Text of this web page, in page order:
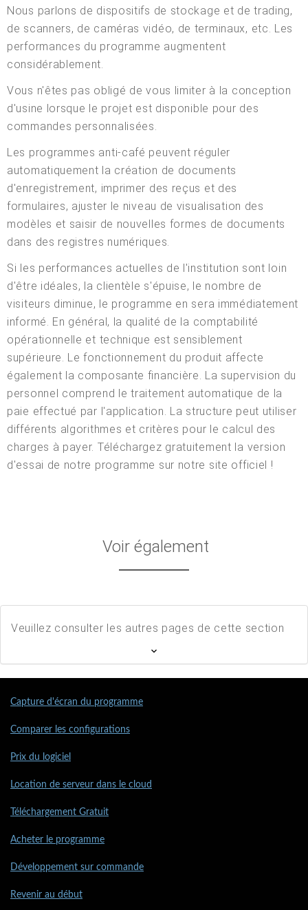
Nous parlons de dispositifs de stockage et de trading,
de scanners, de caméras vidéo, de terminaux, etc. Les
performances du programme augmentent
considérablement.
Vous n'êtes pas obligé de vous limiter à la conception
d'usine lorsque le projet est disponible pour des
commandes personnalisées.
Les programmes anti-café peuvent réguler
automatiquement la création de documents
d'enregistrement, imprimer des reçus et des
formulaires, ajuster le niveau de visualisation des
modèles et saisir de nouvelles formes de documents
dans des registres numériques.
Si les performances actuelles de l'institution sont loin
d'être idéales, la clientèle s'épuise, le nombre de
visiteurs diminue, le programme en sera immédiatement
informé. En général, la qualité de la comptabilité
opérationnelle et technique est sensiblement
supérieure. Le fonctionnement du produit affecte
également la composante financière. La supervision du
personnel comprend le traitement automatique de la
paie effectué par l'application. La structure peut utiliser
différents algorithmes et critères pour le calcul des
charges à payer. Téléchargez gratuitement la version
d'essai de notre programme sur notre site officiel !
Voir également
Veuillez consulter les autres pages de cette section
Capture d'écran du programme
Comparer les configurations
Prix du logiciel
Location de serveur dans le cloud
Téléchargement Gratuit
Acheter le programme
Développement sur commande
Revenir au début